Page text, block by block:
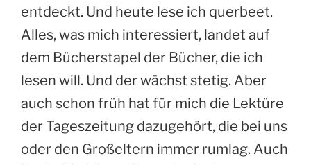
entdeckt. Und heute lese ich querbeet.
Alles, was mich interessiert, landet auf
dem Bücherstapel der Bücher, die ich
lesen will. Und der wächst stetig. Aber
auch schon früh hat für mich die Lektüre
der Tageszeitung dazugehört, die bei uns
oder den Großeltern immer rumlag. Auch